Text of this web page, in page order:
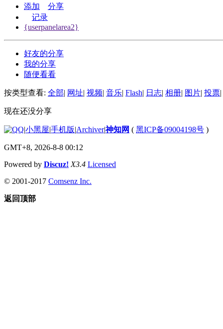
添加
分享
记录
{userpanelarea2}
好友的分享
我的分享
随便看看
按类型查看: 全部| 网址| 视频| 音乐| Flash| 日志| 相册| 图片| 投票|
现在还没分享
|小黑屋|手机版|Archiver|神知网 ( 黑ICP备09004198号 )
GMT+8, 2026-8-8 00:12
Powered by Discuz! X3.4 Licensed
© 2001-2017 Comsenz Inc.
返回顶部